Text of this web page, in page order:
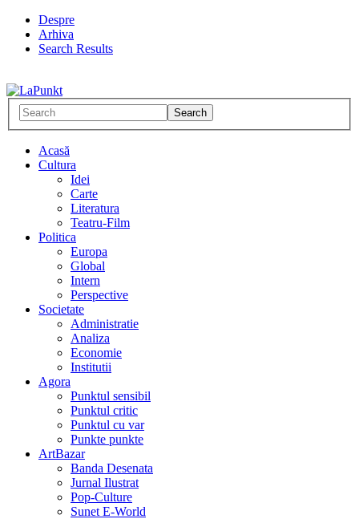
Despre
Arhiva
Search Results
Acasă
Cultura
Idei
Carte
Literatura
Teatru-Film
Politica
Europa
Global
Intern
Perspective
Societate
Administratie
Analiza
Economie
Institutii
Agora
Punktul sensibil
Punktul critic
Punktul cu var
Punkte punkte
ArtBazar
Banda Desenata
Jurnal Ilustrat
Pop-Culture
Sunet E-World